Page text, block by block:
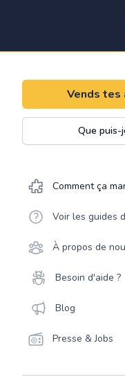
Vends
Que puis-
Comment ça
Voir les guides
À propos de
Besoin d'aide ?
Blog
Presse & Jobs